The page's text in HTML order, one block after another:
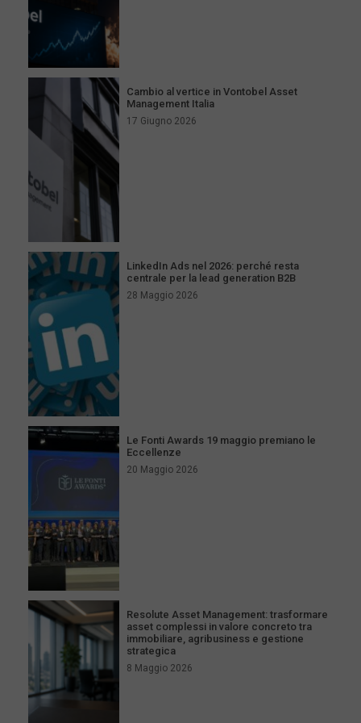
Cambio al vertice in Vontobel Asset
Management Italia
17 Giugno 2026
LinkedIn Ads nel 2026: perché resta
centrale per la lead generation B2B
28 Maggio 2026
Le Fonti Awards 19 maggio premiano le
Eccellenze
20 Maggio 2026
Resolute Asset Management: trasformare
asset complessi in valore concreto tra
immobiliare, agribusiness e gestione
strategica
8 Maggio 2026